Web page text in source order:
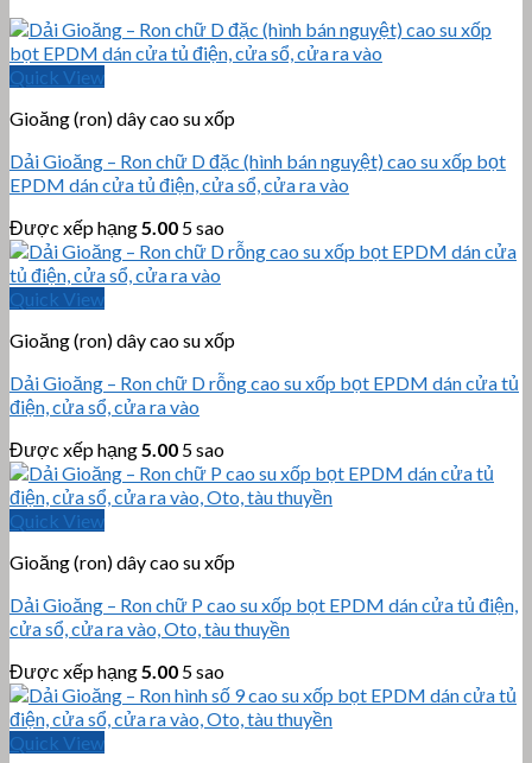
Quick View
Gioăng (ron) dây cao su xốp
Dải Gioăng – Ron chữ D đặc (hình bán nguyệt) cao su xốp bọt
EPDM dán cửa tủ điện, cửa sổ, cửa ra vào
Được xếp hạng5.00 5 sao
Quick View
Gioăng (ron) dây cao su xốp
Dải Gioăng – Ron chữ D rỗng cao su xốp bọt EPDM dán cửa tủ
điện, cửa sổ, cửa ra vào
Được xếp hạng5.00 5 sao
Quick View
Gioăng (ron) dây cao su xốp
Dải Gioăng – Ron chữ P cao su xốp bọt EPDM dán cửa tủ điện,
cửa sổ, cửa ra vào, Oto, tàu thuyền
Được xếp hạng5.00 5 sao
Quick View